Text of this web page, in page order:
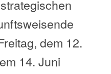
dem 12.
14. Juni